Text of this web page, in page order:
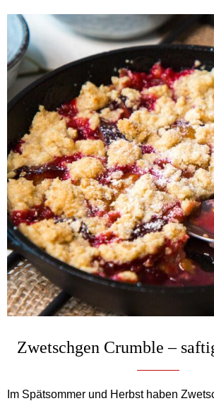
Zwetschgen Crumble –
Im Spätsommer und Herbst haben